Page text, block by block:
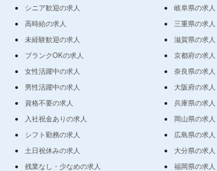
シニア歓迎の求人
高時給の求人
未経験歓迎の求人
ブランクOKの求人
女性活躍中の求人
男性活躍中の求人
資格不要の求人
入社祝金ありの求人
シフト勤務の求人
土日祝休みの求人
残業なし・少なめの求人
岐阜県の求人
三重県の求人
滋賀県の求人
京都府の求人
奈良県の求人
大阪府の求人
兵庫県の求人
岡山県の求人
広島県の求人
大分県の求人
福岡県の求人